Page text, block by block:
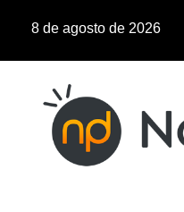
8 de agosto de 2026